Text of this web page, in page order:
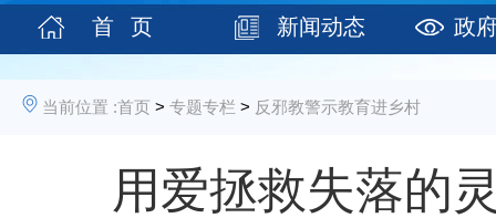
首 页 新闻动态 政
当前位置 :首页 > 专题专栏 > 反邪教警示教育进乡村
用爱拯救失落的